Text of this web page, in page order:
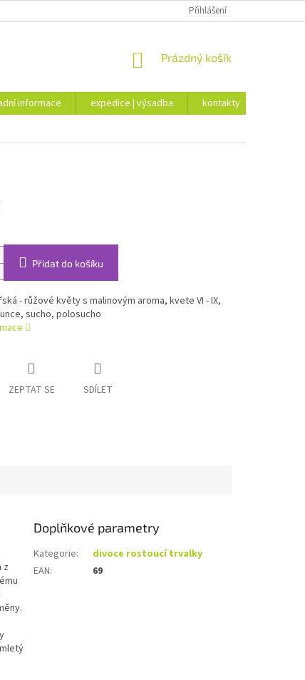
INFORMACE KONTAKTY
Přihlášení
NÁKUPNÍ
Prázdný košík
informace expedice | výsadba
kontakty
Přidat do košíku
- růžové květy s malinovým aroma, kvete VI - IX,
sucho, polosucho
ZEPTAT SE SDÍLET
z
Doplňkové parametry
Kategorie:
divoce rostoucí trvalky
EAN: 69